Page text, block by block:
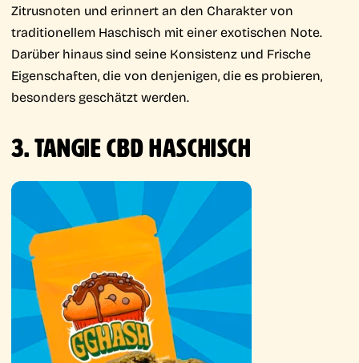
Zitrusnoten und erinnert an den Charakter von
traditionellem Haschisch mit einer exotischen Note.
Darüber hinaus sind seine Konsistenz und Frische
Eigenschaften, die von denjenigen, die es probieren,
besonders geschätzt werden.
3. TANGIE CBD HASCHISCH